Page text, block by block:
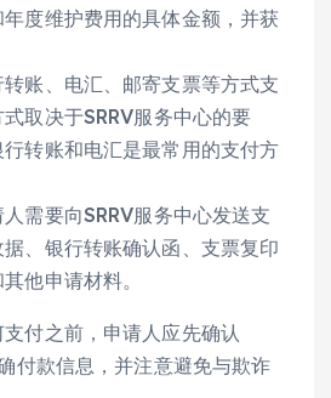
度维护费用的具体金额，并获
账、电汇、邮寄支票等方式支
取决于SRRV服务中心的要
转账和电汇是最常用的支付方
需要向SRRV服务中心发送支
、银行转账确认函、支票复印
他申请材料。
付之前，申请人应先确认
付款信息，并注意避免与欺诈